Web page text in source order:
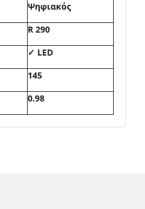
Ψηφιακός
R 290
✓ LED
145
0.98